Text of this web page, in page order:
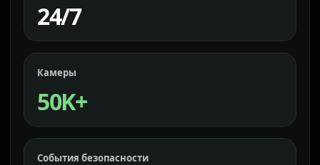
24/7
Камеры
50K+
События безопасности